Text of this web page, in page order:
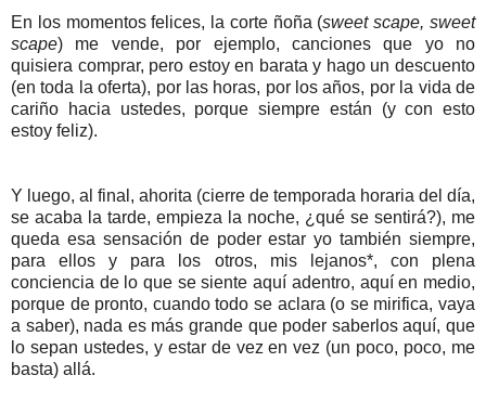
En los momentos felices, la corte ñoña (sweet scape, sweet
scape) me vende, por ejemplo, canciones que yo no
quisiera comprar, pero estoy en barata y hago un descuento
(en toda la oferta), por las horas, por los años, por la vida de
cariño hacia ustedes, porque siempre están (y con esto
estoy feliz).
Y luego, al final, ahorita (cierre de temporada horaria del día,
se acaba la tarde, empieza la noche, ¿qué se sentirá?), me
queda esa sensación de poder estar yo también siempre,
para ellos y para los otros, mis lejanos*, con plena
conciencia de lo que se siente aquí adentro, aquí en medio,
porque de pronto, cuando todo se aclara (o se mirifica, vaya
a saber), nada es más grande que poder saberlos aquí, que
lo sepan ustedes, y estar de vez en vez (un poco, poco, me
basta) allá.